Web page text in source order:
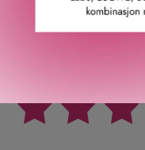
4.9/5